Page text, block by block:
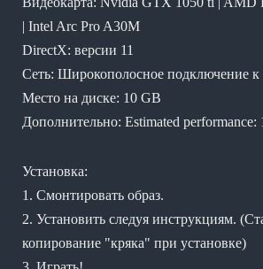
| Intel Arc Pro A30M
DirectX: версии 11
Сеть: Широкополосное подключение к
Место на диске: 10 GB
Дополнительно: Estimated performance:
Установка:
1. Смонтировать образ.
2. Установить следуя инструкциям.
копирование "кряка" при установке)